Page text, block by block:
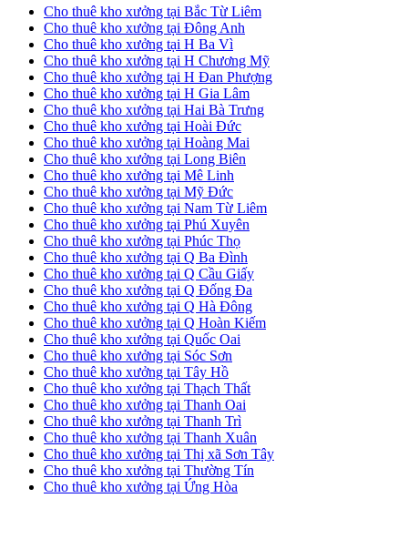
Cho thuê kho xưởng tại Bắc Từ Liêm
Cho thuê kho xưởng tại Đông Anh
Cho thuê kho xưởng tại H Ba Vì
Cho thuê kho xưởng tại H Chương Mỹ
Cho thuê kho xưởng tại H Đan Phượng
Cho thuê kho xưởng tại H Gia Lâm
Cho thuê kho xưởng tại Hai Bà Trưng
Cho thuê kho xưởng tại Hoài Đức
Cho thuê kho xưởng tại Hoàng Mai
Cho thuê kho xưởng tại Long Biên
Cho thuê kho xưởng tại Mê Linh
Cho thuê kho xưởng tại Mỹ Đức
Cho thuê kho xưởng tại Nam Từ Liêm
Cho thuê kho xưởng tại Phú Xuyên
Cho thuê kho xưởng tại Phúc Thọ
Cho thuê kho xưởng tại Q Ba Đình
Cho thuê kho xưởng tại Q Cầu Giấy
Cho thuê kho xưởng tại Q Đống Đa
Cho thuê kho xưởng tại Q Hà Đông
Cho thuê kho xưởng tại Q Hoàn Kiếm
Cho thuê kho xưởng tại Quốc Oai
Cho thuê kho xưởng tại Sóc Sơn
Cho thuê kho xưởng tại Tây Hồ
Cho thuê kho xưởng tại Thạch Thất
Cho thuê kho xưởng tại Thanh Oai
Cho thuê kho xưởng tại Thanh Trì
Cho thuê kho xưởng tại Thanh Xuân
Cho thuê kho xưởng tại Thị xã Sơn Tây
Cho thuê kho xưởng tại Thường Tín
Cho thuê kho xưởng tại Ứng Hòa